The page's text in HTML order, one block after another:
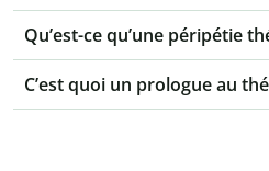
Qu’est-ce qu’une péripétie
C’est quoi un prologue au